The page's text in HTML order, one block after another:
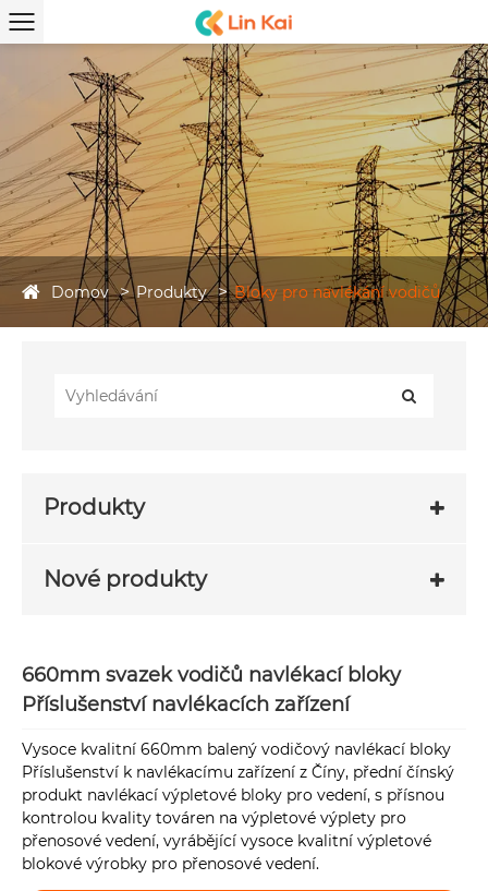
Domov Produkty Bloky pro navlékání vodičů
Produkty
Nové produkty
660mm svazek vodičů navlékací bloky
Příslušenství navlékacích zařízení
Vysoce kvalitní 660mm balený vodičový navlékací bloky
Příslušenství k navlékacímu zařízení z Číny, přední čínský
produkt navlékací výpletové bloky pro vedení, s přísnou
kontrolou kvality továren na výpletové výplety pro
přenosové vedení, vyrábějící vysoce kvalitní výpletové
blokové výrobky pro přenosové vedení.